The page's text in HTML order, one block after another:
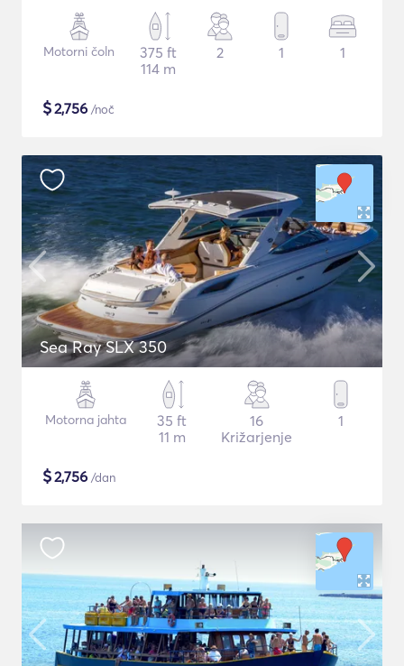
Motorni čoln
375 ft
114 m
2 1 1
$2,756 /noč
Sea Ray SLX 350
Motorna jahta
35 ft
11 m
16
Križarjenje
1
$2,756 /dan